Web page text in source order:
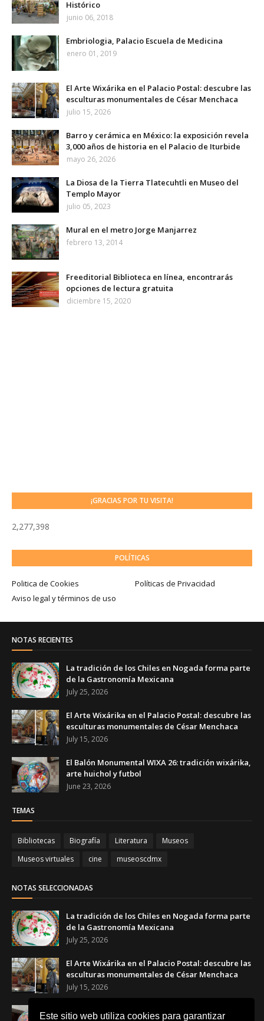
Este sitio web utiliza cookies para garantizar
Histórico
junio 06, 2018
Embriologia, Palacio Escuela de Medicina
enero 01, 2019
El Arte Wixárika en el Palacio Postal: descubre las
esculturas monumentales de César Menchaca
julio 15, 2026
Barro y cerámica en México: la exposición revela
3,000 años de historia en el Palacio de Iturbide
mayo 26, 2026
La Diosa de la Tierra Tlatecuhtli en Museo del
Templo Mayor
julio 05, 2023
Mural en el metro Jorge Manjarrez
febrero 13, 2014
Freeditorial Biblioteca en línea, encontrarás
opciones de lectura gratuita
diciembre 15, 2020
¡GRACIAS POR TU VISITA!
2,277,398
POLÍTICAS
Politica de Cookies
Políticas de Privacidad
Aviso legal y términos de uso
NOTAS RECIENTES
La tradición de los Chiles en Nogada forma parte
de la Gastronomía Mexicana
July 25, 2026
El Arte Wixárika en el Palacio Postal: descubre las
esculturas monumentales de César Menchaca
July 15, 2026
El Balón Monumental WIXA 26: tradición wixárika,
arte huichol y futbol
June 23, 2026
TEMAS
Bibliotecas Biografía Literatura
Museos
Museos virtuales
cine museoscdmx
NOTAS SELECCIONADAS
La tradición de los Chiles en Nogada forma parte
de la Gastronomía Mexicana
July 25, 2026
El Arte Wixárika en el Palacio Postal: descubre las
esculturas monumentales de César Menchaca
July 15, 2026
El Balón Monumental WIXA 26: tradición wixárika,